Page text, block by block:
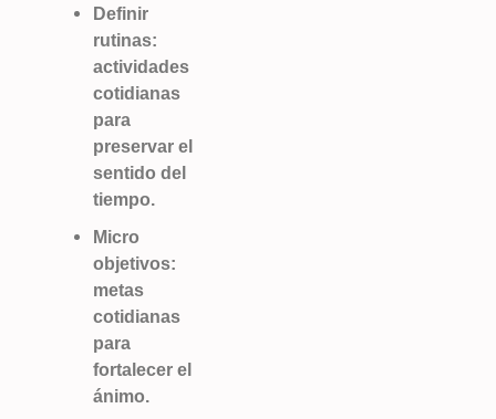
Definir
rutinas:
actividades
cotidianas
para
preservar el
sentido del
tiempo.
Micro
objetivos:
metas
cotidianas
para
fortalecer el
ánimo.